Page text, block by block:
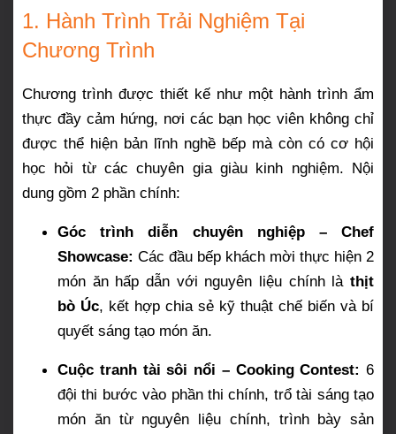
1. Hành Trình Trải Nghiệm Tại
Chương Trình
Chương trình được thiết kế như một hành trình ẩm
thực đầy cảm hứng, nơi các bạn học viên không chỉ
được thể hiện bản lĩnh nghề bếp mà còn có cơ hội
học hỏi từ các chuyên gia giàu kinh nghiệm. Nội
dung gồm 2 phần chính:
Góc trình diễn chuyên nghiệp – Chef
Showcase: Các đầu bếp khách mời thực hiện 2
món ăn hấp dẫn với nguyên liệu chính là thịt
bò Úc, kết hợp chia sẻ kỹ thuật chế biến và bí
quyết sáng tạo món ăn.
Cuộc tranh tài sôi nổi – Cooking Contest: 6
đội thi bước vào phần thi chính, trổ tài sáng tạo
món ăn từ nguyên liệu chính, trình bày sản